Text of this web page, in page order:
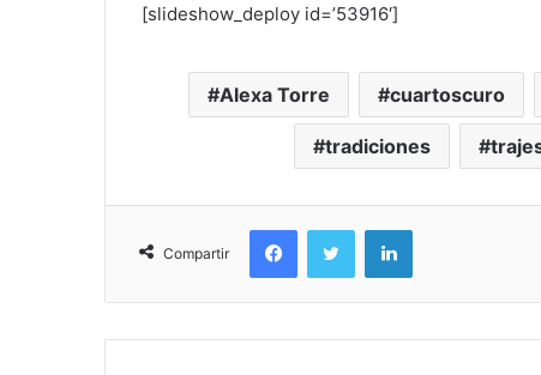
[slideshow_deploy id=’53916′]
Alexa Torre cuartoscuro
tradiciones
Compartir
FacebookTwitter LinkedIn